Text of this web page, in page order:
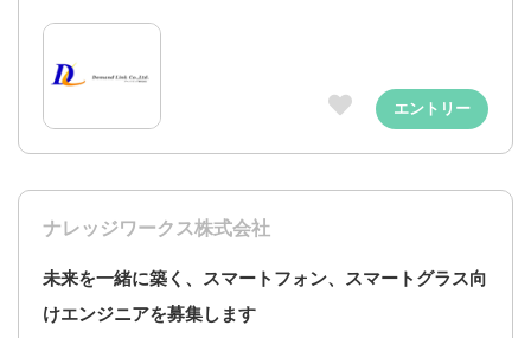
エントリー
ナレッジワークス株式会社
未来を一緒に築く、スマートフォン、スマートグラス向
けエンジニアを募集します